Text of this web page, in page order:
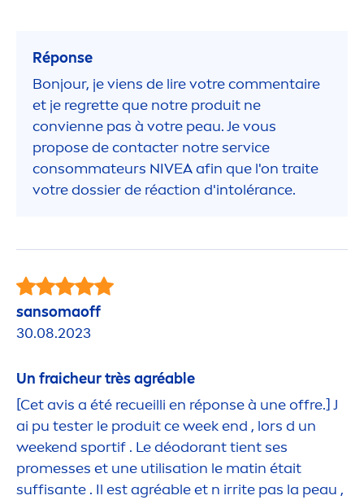
Réponse
Bonjour, je viens de lire votre commentaire
et je regrette que notre produit ne
convienne pas à votre peau. Je vous
propose de contacter notre service
consommateurs NIVEAafin que l'on traite
votre dossier de réaction d'intolérance.
sansomaoff
30.08.2023
Un fraicheur très agréable
[Cet avis a été recueilli en réponse à une offre.] J
ai pu tester le produit ce week end , lors d un
weekend sportif . Le déodorant tient ses
promesses et une utilisation le matin était
suffisante . Il est agréable et n irrite pas la peau ,